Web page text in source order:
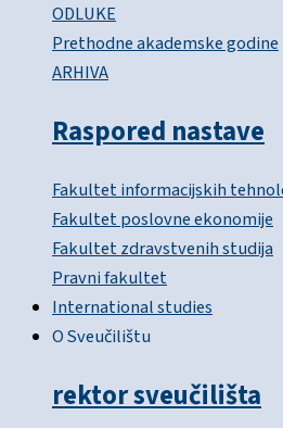
ODLUKE
Prethodne akademske godine
ARHIVA
Raspored nastave
Fakultet informacijskih
Fakultet poslovne ekonomije
Fakultet zdravstvenih studija
Pravni fakultet
International studies
O Sveučilištu
rektor sveučilišta